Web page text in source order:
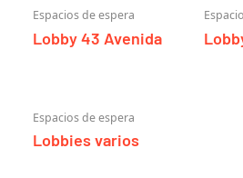
Espacios de espera
Lobby 43 Avenida
Espacios de espera
Lobbies varios